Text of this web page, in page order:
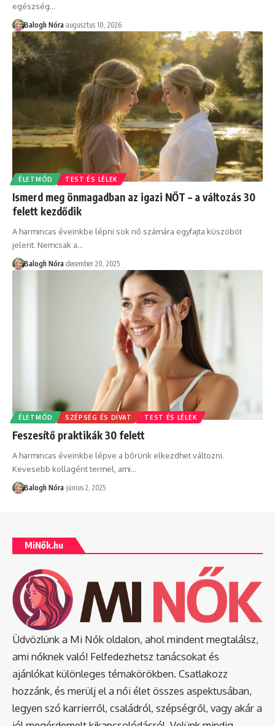
egészség…
Balogh Nóra augusztus 10, 2026
ÉLETMÓD TEST ÉS LÉLEK
Ismerd meg önmagadban az igazi NŐT – a változás 30
felett kezdődik
A harmincas éveinkbe lépni sok nő számára egyfajta küszöböt
jelent. Nemcsak a…
Balogh Nóra december 20, 2025
ÉLETMÓD SZÉPSÉG ÉS DIVAT TEST ÉS LÉLEK
Feszesítő praktikák 30 felett
A harmincas éveinkbe lépve a bőrünk elkezdhet változni.
Kevesebb kollagént termel, ami…
Balogh Nóra június 2, 2025
MiNők.hu
Üdvözlünk a Mi Nők oldalon, ahol mindent megtalálsz,
ami nőknek való! Felfedezhetsz tanácsokat és
ajánlókat különleges témakörökben. Csatlakozz
hozzánk, és merülj el a női élet összes aspektusában,
legyen szó karrierről, családról, szépségről, vagy akár a